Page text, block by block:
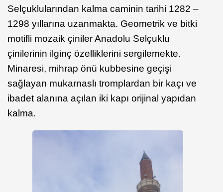
Selçuklularından kalma caminin tarihi 1282 –
1298 yıllarına uzanmakta. Geometrik ve bitki
motifli mozaik çiniler Anadolu Selçuklu
çinilerinin ilginç özelliklerini sergilemekte.
Minaresi, mihrap önü kubbesine geçişi
sağlayan mukarnaslı tromplardan bir kaçı ve
ibadet alanına açılan iki kapı orijinal yapıdan
kalma.